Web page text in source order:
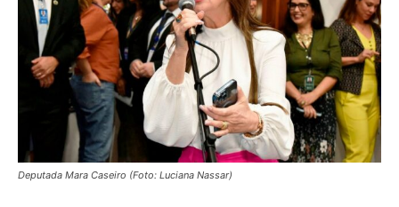
Deputada Mara Caseiro (Foto: Luciana Nassar)